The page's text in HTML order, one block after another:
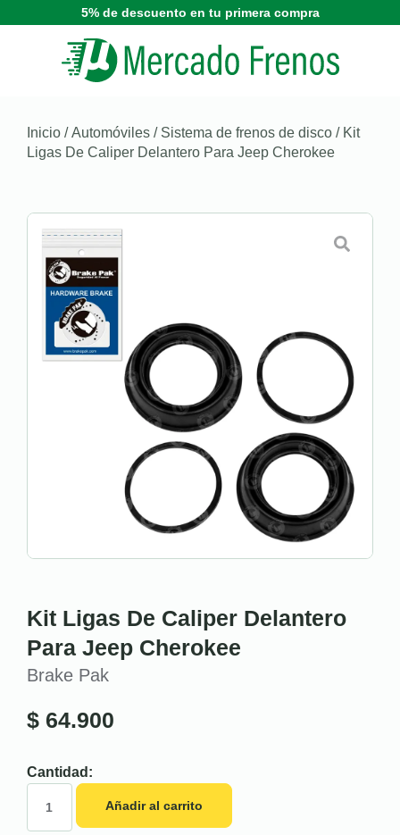
5% de descuento en tu primera compra
Inicio /Automóviles / Sistema de frenos de disco / Kit
Ligas De Caliper Delantero Para Jeep Cherokee
Kit Ligas De Caliper Delantero
Para Jeep Cherokee
Brake Pak
$ 64.900
Cantidad:
Añadir al carrito